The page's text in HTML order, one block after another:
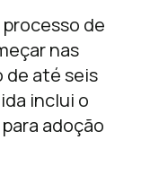
de
nas
de até seis
inclui o
adoção